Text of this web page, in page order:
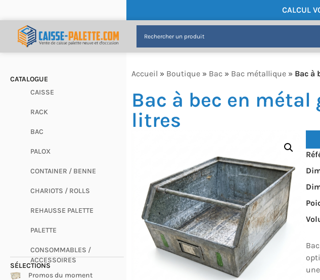
CALCUL
CATALOGUE
CAISSE
RACK
BAC
PALOX
CONTAINER / BENNE
CHARIOTS / ROLLS
REHAUSSE PALETTE
PALETTE
CONSOMMABLES /
ACCESSOIRES
SÉLECTIONS
Promos du moment
Accueil » Boutique » Bac » Bac métallique » Bac à
Bac à bec en métal
litres